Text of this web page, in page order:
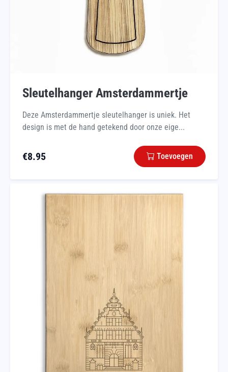
Sleutelhanger Amsterdammertje
Deze Amsterdammertje sleutelhanger is uniek. Het
design is met de hand getekend door onze eige...
€8.95 Toevoegen